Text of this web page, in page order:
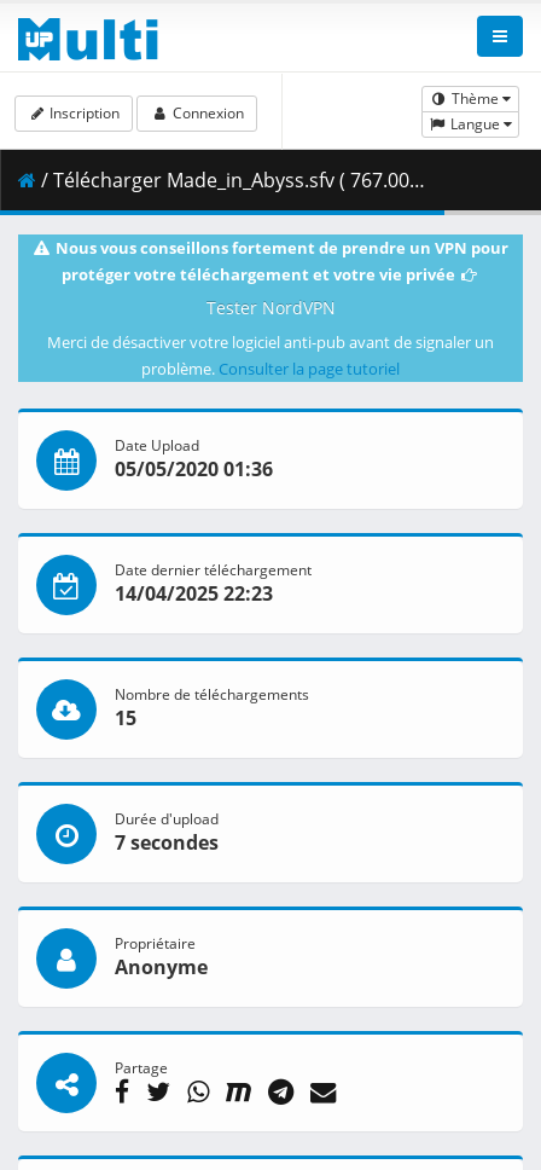
Thème
Langue
Inscription Connexion
/ Télécharger Made_in_Abyss.sfv ( 767.00 B )
Nous vous conseillons fortement de prendre un VPN pour
protéger votre téléchargement et votre vie privée
Tester NordVPN
Merci de désactiver votre logiciel anti-pub avant de signaler un
problème. Consulter la page tutoriel
Date Upload
05/05/2020 01:36
Date dernier téléchargement
14/04/2025 22:23
Nombre de téléchargements
15
Durée d'upload
7 secondes
Propriétaire
Anonyme
Partage